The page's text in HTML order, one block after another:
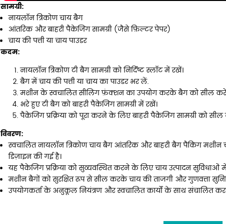
सामग्री:
नायलॉन त्रिकोण चाय बैग
आंतरिक और बाहरी पैकेजिंग सामग्री (जैसे फ़िल्टर पेपर)
चाय की पत्ती या चाय पाउडर
कदम:
नायलॉन त्रिकोण टी बैग सामग्री को निर्दिष्ट स्लॉट में रखें।
बैग में चाय की पत्ती या चाय का पाउडर भर लें.
मशीन के स्वचालित सीलिंग फ़ंक्शन का उपयोग करके बैग को सील
भरे हुए टी बैग को बाहरी पैकेजिंग सामग्री में रखें।
पैकेजिंग प्रक्रिया को पूरा करने के लिए बाहरी पैकेजिंग सामग्री को सील
विवरण:
स्वचालित नायलॉन त्रिकोण चाय बैग आंतरिक और बाहरी बैग पैकिंग
डिज़ाइन की गई है।
यह पैकेजिंग प्रक्रिया को सुव्यवस्थित करने के लिए चाय उत्पादन सुविधाओं
मशीन बैगों को सुरक्षित रूप से सील करके चाय की ताजगी और गुणवत्ता
उपयोगकर्ता के अनुकूल नियंत्रण और स्वचालित कार्यों के साथ संचालित